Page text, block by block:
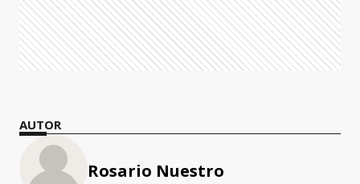
AUTOR
Rosario Nuestro